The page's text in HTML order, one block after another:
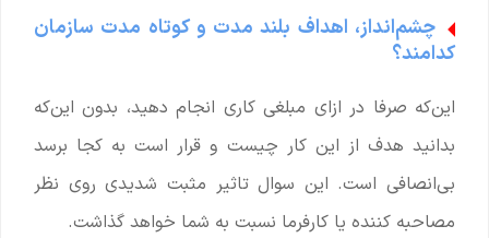
چشم‌انداز، اهداف بلند مدت و کوتاه مدت سازمان
کدامند؟
این‌که صرفا در ازای مبلغی کاری انجام دهید، بدون این‌که
بدانید هدف از این کار چیست و قرار است به کجا برسد
بی‌انصافی است. این سوال تاثیر مثبت شدیدی روی ‌نظر
مصاحبه‌ کننده یا کارفرما نسبت به شما خواهد گذاشت.